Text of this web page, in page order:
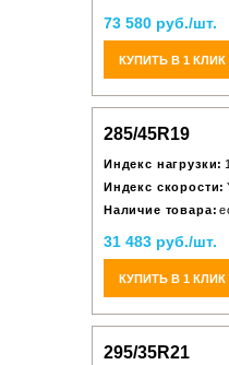
73 580 руб./шт.
КУПИТЬ В 1 КЛИК
285/45R19
Индекс нагрузки:
Индекс скорости:
Наличие товара:
31 483 руб./шт.
КУПИТЬ В 1 КЛИК
295/35R21